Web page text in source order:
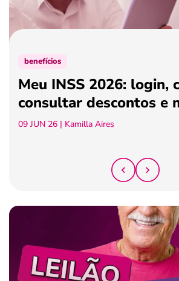
benefícios
Meu INSS 2026: login,
consultar descontos e
09 JUN 26 | Kamilla Aires